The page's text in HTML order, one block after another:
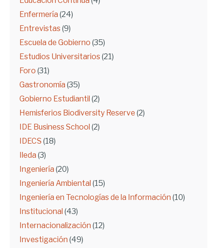
Enfermería (24)
Entrevistas (9)
Escuela de Gobierno (35)
Estudios Universitarios (21)
Foro (31)
Gastronomía (35)
Gobierno Estudiantil (2)
Hemisferios Biodiversity Reserve (2)
IDE Business School (2)
IDECS (18)
Ileda (3)
Ingeniería (20)
Ingeniería Ambiental (15)
Ingeniería en Tecnologías de la Información (10)
Institucional (43)
Internacionalización (12)
Investigación (49)